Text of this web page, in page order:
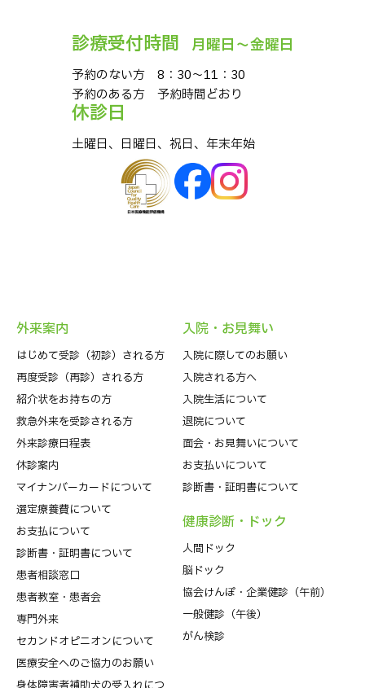
診療受付時間 ⽉曜⽇〜⾦曜⽇
予約のない⽅ 8：30〜11：30
予約のある⽅ 予約時間どおり
休診⽇
⼟曜⽇、⽇曜⽇、祝⽇、年末年始
外来案内
はじめて受診（初診）される⽅
再度受診（再診）される方
紹介状をお持ちの⽅
救急外来を受診される⽅
外来診療⽇程表
休診案内
マイナンバーカードについて
選定療養費について
お支払について
診断書・証明書について
患者相談窓口
患者教室・患者会
専門外来
セカンドオピニオンについて
医療安全へのご協力のお願い
⼊院・お⾒舞い
入院に際してのお願い
入院される方へ
入院生活について
退院について
⾯会・お見舞いについて
お支払いについて
診断書・証明書について
健康診断・ドック
人間ドック
脳ドック
協会けんぽ・企業健診（午前）
一般健診（午後）
がん検診